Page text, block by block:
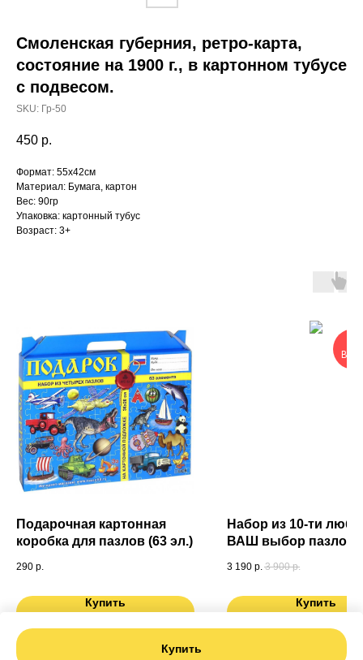
Смоленская губерния, ретро-карта,
состояние на 1900 г., в картонном тубусе
с подвесом.
SKU: Гр-50
450 р.
Купить
Формат: 55х42см
Материал: Бумага, картон
Вес: 90гр
Упаковка: картонный тубус
Возраст: 3+
Подарочная картонная
коробка для пазлов (63 эл.)
290 р.
Купить
Набор из 10-ти
ВАШ выбор пазлов
3 190 р. 3 900 р.
Купить